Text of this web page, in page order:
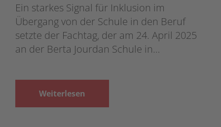
Ein starkes Signal für Inklusion im
Übergang von der Schule in den Beruf
setzte der Fachtag, der am 24. April 2025
an der Berta Jourdan Schule in…
Weiterlesen